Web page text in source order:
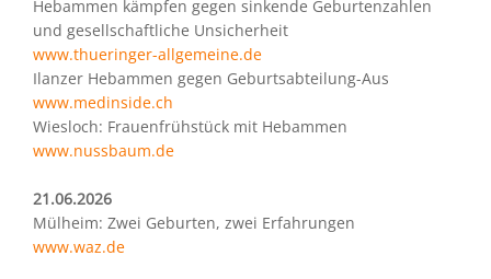
Hebammen kämpfen gegen sinkende Geburtenzahlen
und gesellschaftliche Unsicherheit
www.thueringer-allgemeine.de
Ilanzer Hebammen gegen Geburtsabteilung-Aus
www.medinside.ch
Wiesloch: Frauenfrühstück mit Hebammen
www.nussbaum.de
21.06.2026
Mülheim: Zwei Geburten, zwei Erfahrungen
www.waz.de